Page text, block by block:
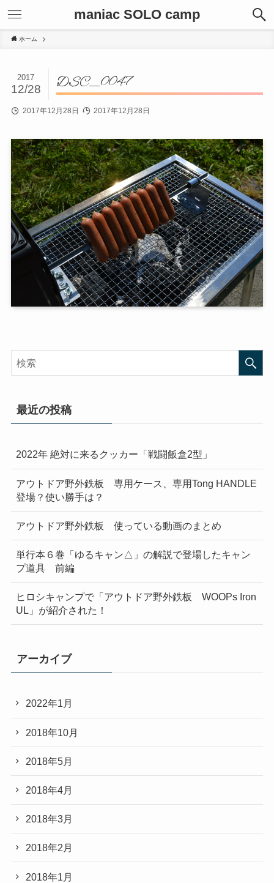
maniac SOLO camp
ホーム
DSC_0047
2017
12/28
2017年12月28日 2017年12月28日
最近の投稿
2022年 絶対に来るクッカー「戦闘飯盒2型」
アウトドア野外鉄板 専用ケース、専用Tong HANDLE
登場？使い勝手は？
アウトドア野外鉄板 使っている動画のまとめ
単行本６巻「ゆるキャン△」の解説で登場したキャン
プ道具 前編
ヒロシキャンプで「アウトドア野外鉄板 WOOPs Iron
UL」が紹介された！
アーカイブ
2022年1月
2018年10月
2018年5月
2018年4月
2018年3月
2018年2月
2018年1月